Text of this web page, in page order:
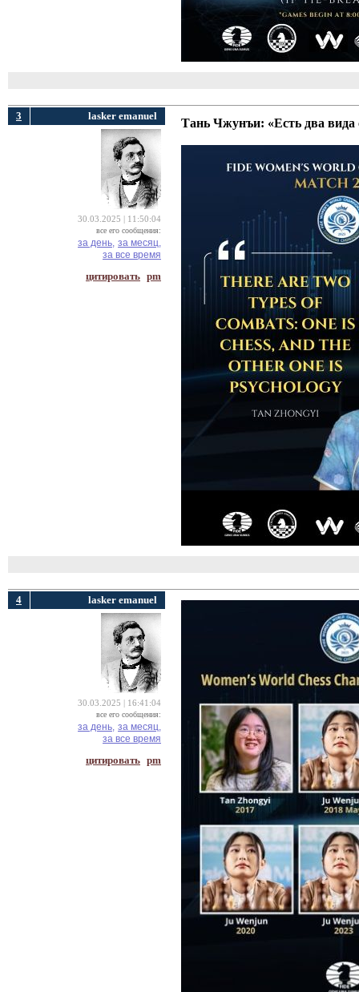
3 lasker emanuel
30.03.2025 | 11:50:04
все его сообщения:
за день, за месяц,
за все время
цитировать pm
Тань Чжунъи: «Есть два
4 lasker emanuel
30.03.2025 | 16:41:04
все его сообщения:
за день, за месяц,
за все время
цитировать pm